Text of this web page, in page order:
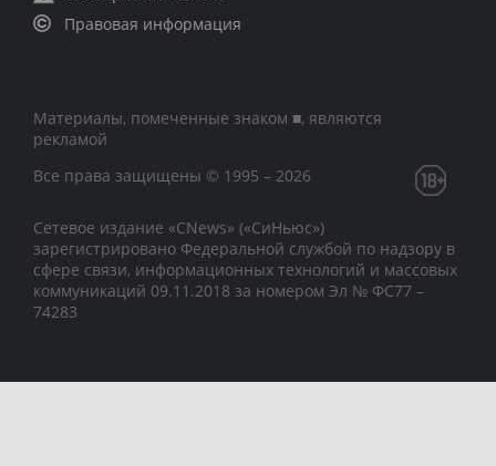
Правовая информация
Материалы, помеченные знаком ■, являются
рекламой
Все права защищены © 1995 – 2026
Сетевое издание «CNews» («СиНьюс»)
зарегистрировано Федеральной службой по надзору в
сфере связи, информационных технологий и массовых
коммуникаций 09.11.2018 за номером Эл № ФС77 –
74283